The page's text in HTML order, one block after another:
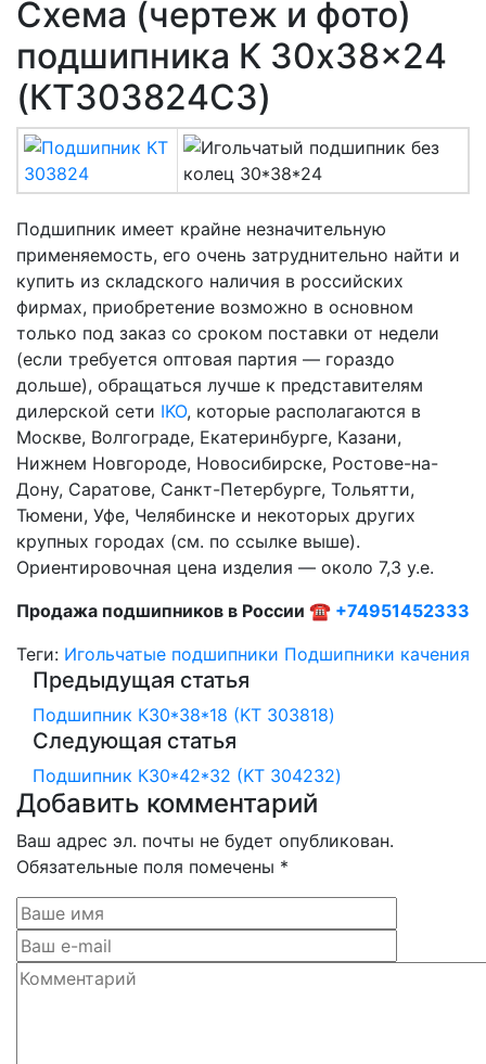
Схема (чертеж и фото)
подшипника К 30х38×24
(КT303824C3)
Подшипник имеет крайне незначительную
применяемость, его очень затруднительно найти и
купить из складского наличия в российских
фирмах, приобретение возможно в основном
только под заказ со сроком поставки от недели
(если требуется оптовая партия — гораздо
дольше), обращаться лучше к представителям
дилерской сети IKO, которые располагаются в
Москве, Волгограде, Екатеринбурге, Казани,
Нижнем Новгороде, Новосибирске, Ростове-на-
Дону, Саратове, Санкт-Петербурге, Тольятти,
Тюмени, Уфе, Челябинске и некоторых других
крупных городах (см. по ссылке выше).
Ориентировочная цена изделия — около 7,3 у.е.
Продажа подшипников в России ☎ +74951452333
Теги: Игольчатые подшипники Подшипники качения
Предыдущая статья
Подшипник К30*38*18 (KT 303818)
Следующая статья
Подшипник К30*42*32 (KT 304232)
Добавить комментарий
Ваш адрес эл. почты не будет опубликован.
Обязательные поля помечены *